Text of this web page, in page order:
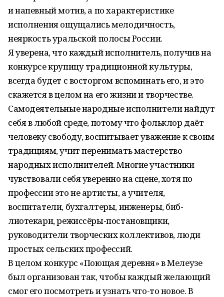
и напевный мотив, а по характеристике
исполнения ощущались мелодичность,
неяркость уральской полосы России.
Я уверена, что каждый исполнитель, получив на
конкурсе крупицу традиционной культуры,
всегда будет с восторгом вспоминать его, и это
скажется в целом на его жизни и творчестве.
Самодеятельные народные исполнители найдут
себя в любой среде, потому что фольклор даёт
человеку свободу, воспитывает уважение к своим
традициям, учит перенимать мастерство
народных исполнителей. Многие участники
чувствовали себя уверенно на сцене, хотя по
профессии это не артисты, а учителя,
воспитатели, бухгалтеры, инженеры, биб­
лиотекари, режиссёры-постановщики,
руководители творческих коллективов, люди
простых сельских профессий.
В целом конкурс «Поющая деревня» в Мелеузе
был организован так, чтобы каждый желающий
смог его посмотреть и узнать что-то новое. В